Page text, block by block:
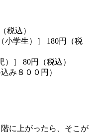
税込）
小学生）］ 180円（税
］ 80円（税込）
み８００円）
に上がったら、そこが